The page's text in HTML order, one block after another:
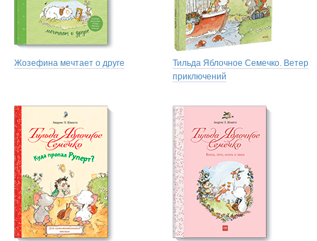
Жозефина мечтает о друге
Тильда Яблочное Семечко. Ветер
приключений